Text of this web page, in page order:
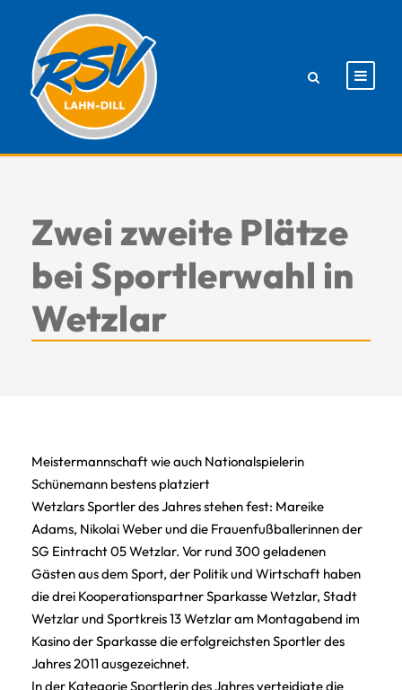
Zwei zweite Plätze
bei Sportlerwahl in
Wetzlar
Meistermannschaft wie auch Nationalspielerin
Schünemann bestens platziert
Wetzlars Sportler des Jahres stehen fest: Mareike
Adams, Nikolai Weber und die Frauenfußballerinnen der
SG Eintracht 05 Wetzlar. Vor rund 300 geladenen
Gästen aus dem Sport, der Politik und Wirtschaft haben
die drei Kooperationspartner Sparkasse Wetzlar, Stadt
Wetzlar und Sportkreis 13 Wetzlar am Montagabend im
Kasino der Sparkasse die erfolgreichsten Sportler des
Jahres 2011 ausgezeichnet.
In der Kategorie Sportlerin des Jahres verteidigte die